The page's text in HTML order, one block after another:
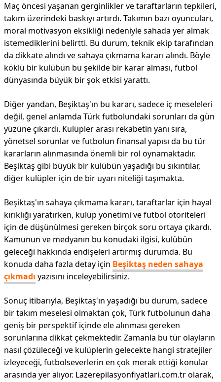
Maç öncesi yaşanan gerginlikler ve taraftarların tepkileri,
takım üzerindeki baskıyı artırdı. Takımın bazı oyuncuları,
moral motivasyon eksikliği nedeniyle sahada yer almak
istemediklerini belirtti. Bu durum, teknik ekip tarafından
da dikkate alındı ve sahaya çıkmama kararı alındı. Böyle
köklü bir kulübün bu şekilde bir karar alması, futbol
dünyasında büyük bir şok etkisi yarattı.
Diğer yandan, Beşiktaş'ın bu kararı, sadece iç meseleleri
değil, genel anlamda Türk futbolundaki sorunları da gün
yüzüne çıkardı. Kulüpler arası rekabetin yanı sıra,
yönetsel sorunlar ve futbolun finansal yapısı da bu tür
kararların alınmasında önemli bir rol oynamaktadır.
Beşiktaş gibi büyük bir kulübün yaşadığı bu sıkıntılar,
diğer kulüpler için de bir uyarı niteliği taşımakta.
Beşiktaş'ın sahaya çıkmama kararı, taraftarlar için hayal
kırıklığı yaratırken, kulüp yönetimi ve futbol otoriteleri
için de düşünülmesi gereken birçok soru ortaya çıkardı.
Kamunun ve medyanın bu konudaki ilgisi, kulübün
geleceği hakkında endişeleri artırmış durumda. Bu
konuda daha fazla detay için Beşiktaş neden sahaya
çıkmadı yazısını inceleyebilirsiniz.
Sonuç itibarıyla, Beşiktaş'ın yaşadığı bu durum, sadece
bir takım meselesi olmaktan çok, Türk futbolunun daha
geniş bir perspektif içinde ele alınması gereken
sorunlarına dikkat çekmektedir. Zamanla bu tür olayların
nasıl çözüleceği ve kulüplerin gelecekte hangi stratejiler
izleyeceği, futbolseverlerin en çok merak ettiği konular
arasında yer alıyor. Lazerepilasyonfiyatlari.com.tr olarak,